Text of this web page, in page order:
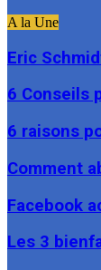
A la Une
Eric
6 Conseils
6 raisons
Comment
Facebook
Les 3